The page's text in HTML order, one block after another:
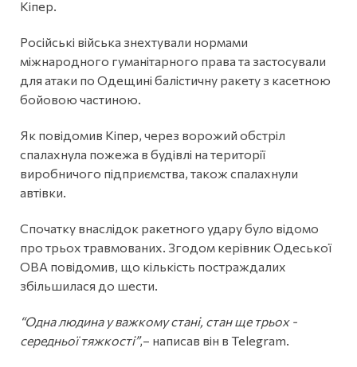
Кіпер.
Російські війська знехтували нормами
міжнародного гуманітарного права та застосували
для атаки по Одещині балістичну ракету з касетною
бойовою частиною.
Як повідомив Кіпер, через ворожий обстріл
спалахнула пожежа в будівлі на території
виробничого підприємства, також спалахнули
автівки.
Спочатку внаслідок ракетного удару було відомо
про трьох травмованих. Згодом керівник Одеської
ОВА повідомив, що кількість постраждалих
збільшилася до шести.
“Одна людина у важкому стані, стан ще трьох -
середньої тяжкості”,– написав він в Telegram.